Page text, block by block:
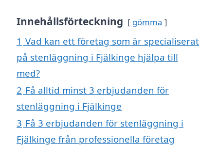
Innehållsförteckning gömma
1 Vad kan ett företag som är specialiserat
på stenläggning i Fjälkinge hjälpa till
med?
2 Få alltid minst 3 erbjudanden för
stenläggning i Fjälkinge
3 Få 3 erbjudanden för stenläggning i
Fjälkinge från professionella företag